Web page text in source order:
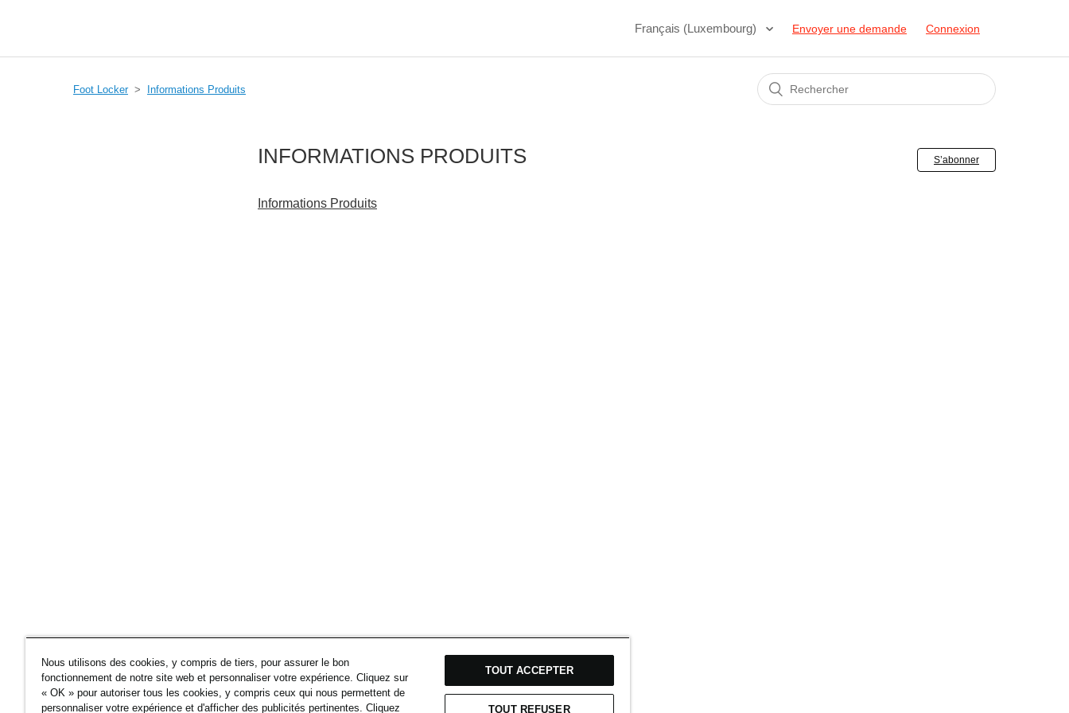
Français (Luxembourg) Envoyer une demande Connexion
Foot Locker Informations Produits
INFORMATIONS PRODUITS S’abonner
Informations Produits
Nous utilisons des cookies, y compris de tiers, pour assurer le bon
fonctionnement de notre site web et personnaliser votre expérience. Cliquez sur
« OK » pour autoriser tous les cookies, y compris ceux qui nous permettent de
personnaliser votre expérience et d'afficher des publicités pertinentes. Cliquez
TOUT ACCEPTER
TOUT REFUSER